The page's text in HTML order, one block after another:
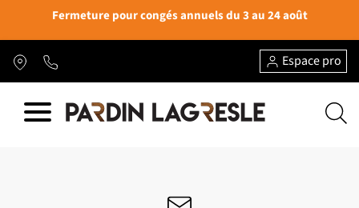
Fermeture pour congés annuels du 3 au 24 août
Espace pro